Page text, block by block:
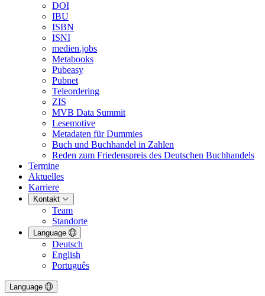
DOI
IBU
ISBN
ISNI
medien.jobs
Metabooks
Pubeasy
Pubnet
Teleordering
ZIS
MVB Data Summit
Lesemotive
Metadaten für Dummies
Buch und Buchhandel in Zahlen
Reden zum Friedenspreis des Deutschen Buchhandels
Termine
Aktuelles
Karriere
Kontakt
Team
Standorte
Language
Deutsch
English
Português
Language